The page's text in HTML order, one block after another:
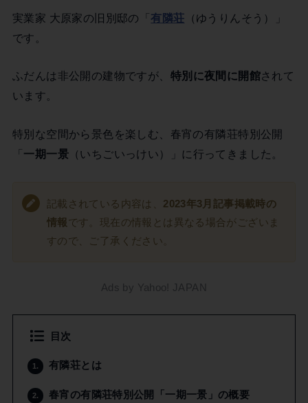
実業家 大原家の旧別邸の「有隣荘 （ゆうりんそう）」
です。
ふだんは非公開の建物ですが、 特別に夜間に開館されて
います。
特別な空間から景色を楽しむ、春宵の有隣荘特別公開
「一期一景（いちごいっけい）」に行ってきました。
記載されている内容は、 2023年3月記事掲載時の
情報です。現在の情報とは異なる場合がございま
すので、ご了承ください。
Ads by Yahoo! JAPAN
目次
1. 有隣荘とは
2. 春宵の有隣荘特別公開「一期一景」の概要